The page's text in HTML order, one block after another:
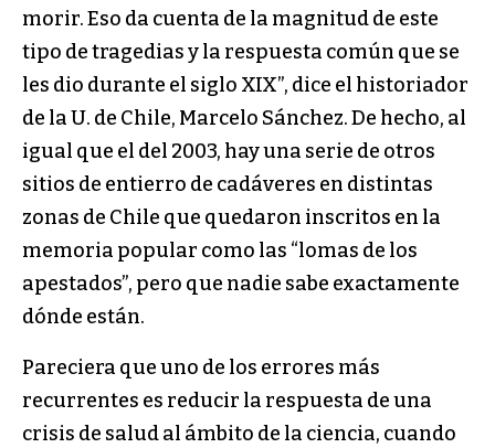
morir. Eso da cuenta de la magnitud de este
tipo de tragedias y la respuesta común que se
les dio durante el siglo XIX”, dice el historiador
de la U. de Chile, Marcelo Sánchez. De hecho, al
igual que el del 2003, hay una serie de otros
sitios de entierro de cadáveres en distintas
zonas de Chile que quedaron inscritos en la
memoria popular como las “lomas de los
apestados”, pero que nadie sabe exactamente
dónde están.
Pareciera que uno de los errores más
recurrentes es reducir la respuesta de una
crisis de salud al ámbito de la ciencia, cuando